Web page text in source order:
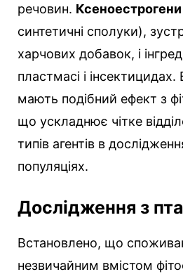
речовин. Ксеноестрогени
синтетичні сполуки),
харчових добавок, і
пластмасі і інсектицидах.
мають подібний ефект з
що ускладнює чітке
типів агентів в
популяціях.
Дослідження з
Встановлено, що
незвичайним вмістом